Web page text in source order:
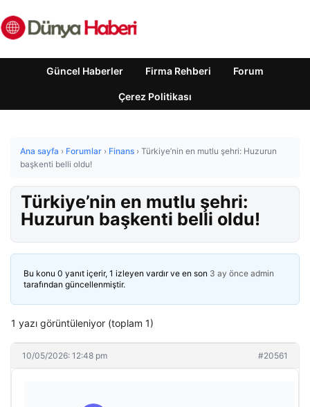
Güncel Haberler Firma Rehberi Forum
Çerez Politikası
Ana sayfa › Forumlar › Finans › Türkiye’nin en mutlu şehri: Huzurun
başkenti belli oldu!
Türkiye’nin en mutlu şehri:
Huzurun başkenti belli oldu!
Bu konu 0 yanıt içerir, 1 izleyen vardır ve en son 3 ay önce admin
tarafından güncellenmiştir.
1 yazı görüntüleniyor (toplam 1)
10/05/2026: 12:48 pm #20561